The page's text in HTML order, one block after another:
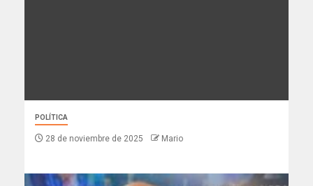
POLÍTICA
28 de noviembre de 2025 Mario